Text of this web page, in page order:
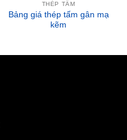
THÉP TẤM
Bảng giá thép tấm gân mạ
kẽm